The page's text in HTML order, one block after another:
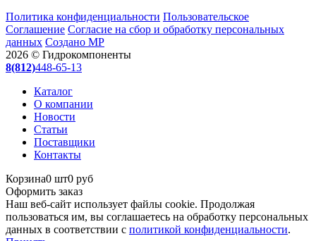
Политика конфиденциальности Пользовательское
Соглашение Согласие на сбор и обработку персональных
данных Создано МР
2026 © Гидрокомпоненты
8(812)448-65-13
Каталог
О компании
Новости
Статьи
Поставщики
Контакты
Корзина0 шт0 руб
Оформить заказ
Наш веб-сайт использует файлы cookie. Продолжая
пользоваться им, вы соглашаетесь на обработку персональных
данных в соответствии с политикой конфиденциальности.